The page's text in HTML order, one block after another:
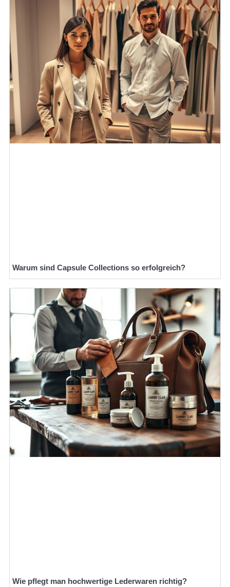
Warum sind Capsule Collections so erfolgreich?
Wie pflegt man hochwertige Lederwaren richtig?